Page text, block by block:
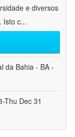
e diversos
Isto c...
da Bahia - BA -
Thu Dec 31